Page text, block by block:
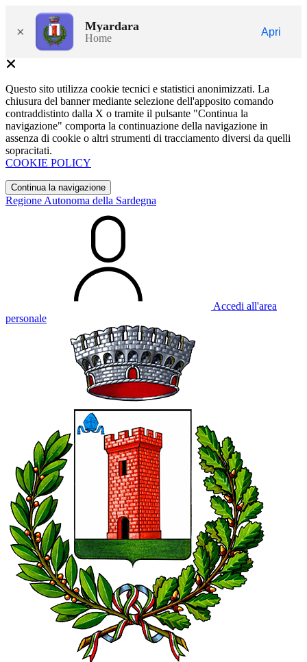
× Myardara
Home
Apri
Questo sito utilizza cookie tecnici e statistici anonimizzati. La
chiusura del banner mediante selezione dell'apposito comando
contraddistinto dalla X o tramite il pulsante "Continua la
navigazione" comporta la continuazione della navigazione in
assenza di cookie o altri strumenti di tracciamento diversi da quelli
sopracitati.
COOKIE POLICY
Continua la navigazione
Regione Autonoma della Sardegna
Accedi all'area
personale